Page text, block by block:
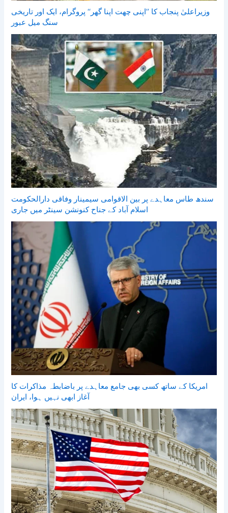
وزیراعلیٰ پنجاب کا ’’اپنی چھت اپنا گھر‘‘ پروگرام، ایک اور تاریخی
سنگ میل عبور
سندھ طاس معاہدے پر بین الاقوامی سیمینار وفاقی دارالحکومت
اسلام آباد کے جناح کنونشن سینٹر میں جاری
امریکا کے ساتھ کسی بھی جامع معاہدے پر باضابطہ مذاکرات کا
آغاز ابھی نہیں ہوا، ایران